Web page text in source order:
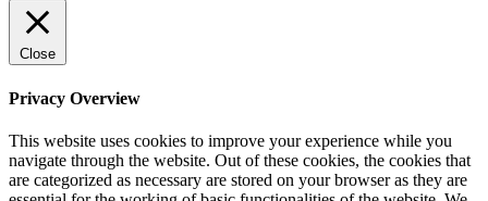
Close
Privacy Overview
This website uses cookies to improve your experience while you
navigate through the website. Out of these cookies, the cookies that
are categorized as necessary are stored on your browser as they are